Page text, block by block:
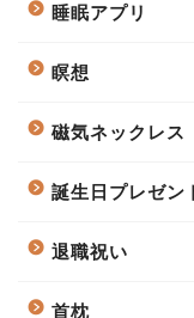
睡眠アプリ
瞑想
磁気ネックレス
誕生日プレゼン
退職祝い
首枕